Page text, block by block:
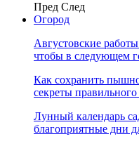
Пред След
Огород
Августовские
чтобы в следующем
Как сохранить
секреты
Лунный календарь
благоприятные дни